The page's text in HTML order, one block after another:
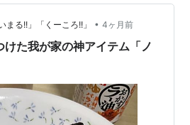
悪い」というイメージを持ってい
から言うと、今の冷凍惣菜はか
由① 栄養バランスが設計されて
主…
まる!!」「くーころ!!」 • 4ヶ月前
た我が家の神アイテム「ノ